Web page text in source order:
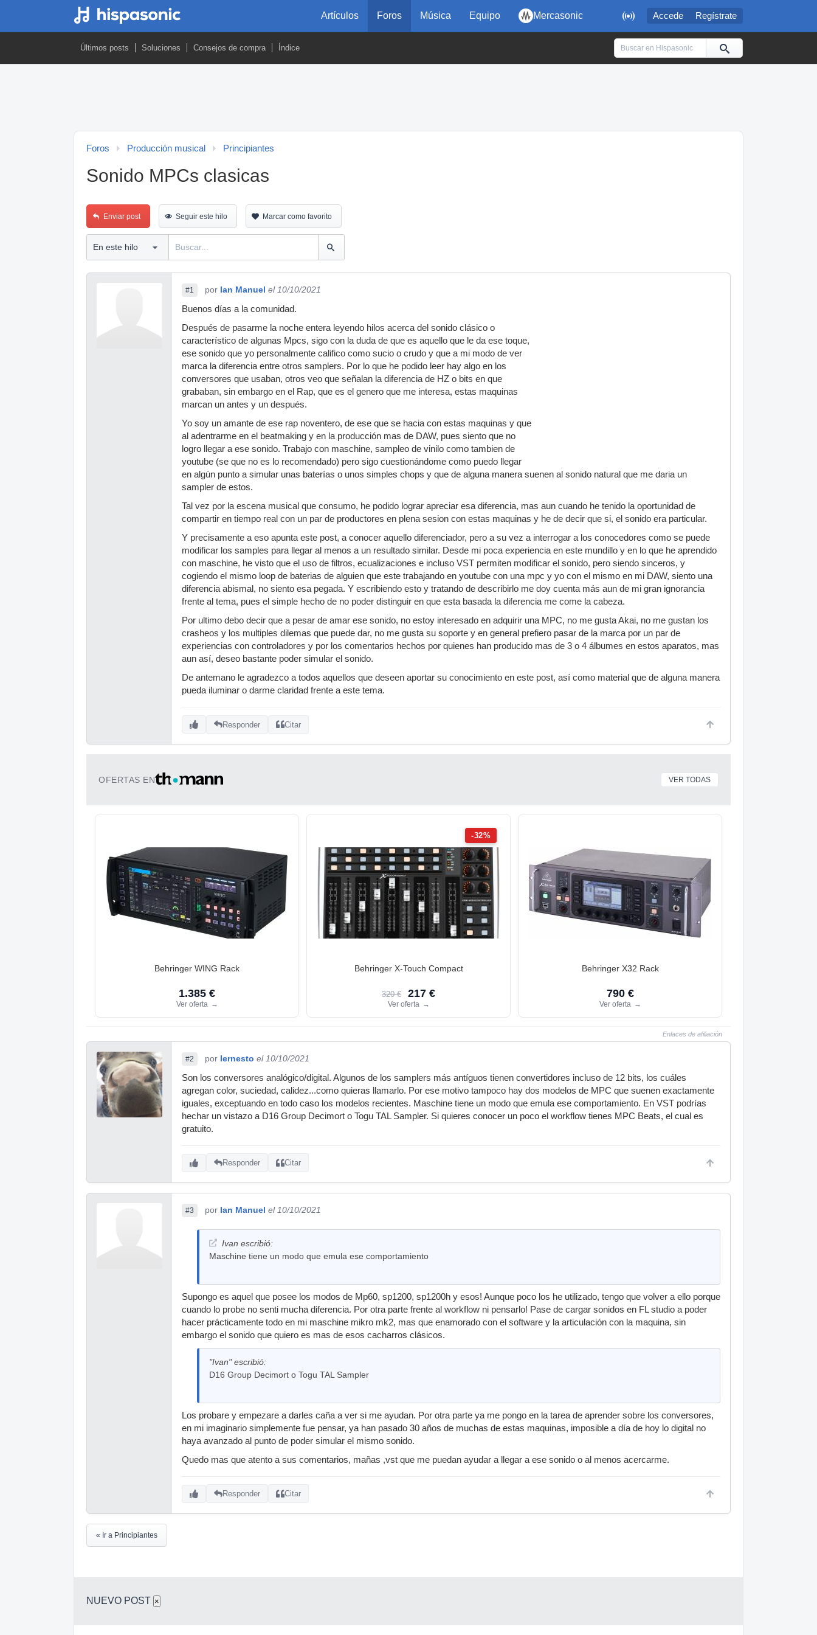
 Accede Regístrate
Artículos Foros Música Equipo Mercasonic
Últimos posts Soluciones Consejos de compra Índice
Foros Producción musical Principiantes
Sonido MPCs clasicas
Enviar post Seguir este hilo Marcar como favorito
#1 por Ian Manuel el 10/10/2021
Buenos días a la comunidad.
Después de pasarme la noche entera leyendo hilos acerca del sonido clásico o
característico de algunas Mpcs, sigo con la duda de que es aquello que le da ese toque,
ese sonido que yo personalmente califico como sucio o crudo y que a mi modo de ver
marca la diferencia entre otros samplers. Por lo que he podido leer hay algo en los
conversores que usaban, otros veo que señalan la diferencia de HZ o bits en que
grababan, sin embargo en el Rap, que es el genero que me interesa, estas maquinas
marcan un antes y un después.
Yo soy un amante de ese rap noventero, de ese que se hacia con estas maquinas y que
al adentrarme en el beatmaking y en la producción mas de DAW, pues siento que no
logro llegar a ese sonido. Trabajo con maschine, sampleo de vinilo como tambien de
youtube (se que no es lo recomendado) pero sigo cuestionándome como puedo llegar
en algún punto a simular unas baterías o unos simples chops y que de alguna manera suenen al sonido natural que me daria un
sampler de estos.
Tal vez por la escena musical que consumo, he podido lograr apreciar esa diferencia, mas aun cuando he tenido la oportunidad de
compartir en tiempo real con un par de productores en plena sesion con estas maquinas y he de decir que si, el sonido era particular.
Y precisamente a eso apunta este post, a conocer aquello diferenciador, pero a su vez a interrogar a los conocedores como se puede
modificar los samples para llegar al menos a un resultado similar. Desde mi poca experiencia en este mundillo y en lo que he aprendido
con maschine, he visto que el uso de filtros, ecualizaciones e incluso VST permiten modificar el sonido, pero siendo sinceros, y
cogiendo el mismo loop de baterias de alguien que este trabajando en youtube con una mpc y yo con el mismo en mi DAW, siento una
diferencia abismal, no siento esa pegada. Y escribiendo esto y tratando de describirlo me doy cuenta más aun de mi gran ignorancia
frente al tema, pues el simple hecho de no poder distinguir en que esta basada la diferencia me come la cabeza.
Por ultimo debo decir que a pesar de amar ese sonido, no estoy interesado en adquirir una MPC, no me gusta Akai, no me gustan los
crasheos y los multiples dilemas que puede dar, no me gusta su soporte y en general prefiero pasar de la marca por un par de
experiencias con controladores y por los comentarios hechos por quienes han producido mas de 3 o 4 álbumes en estos aparatos, mas
aun así, deseo bastante poder simular el sonido.
De antemano le agradezco a todos aquellos que deseen aportar su conocimiento en este post, así como material que de alguna manera
pueda iluminar o darme claridad frente a este tema.
Responder Citar
OFERTAS EN VER TODAS
Behringer WING Rack
1.385 €
Ver oferta →
-32%
Behringer X-Touch Compact
320 € 217 €
Ver oferta →
Behringer X32 Rack
790 €
Ver oferta →
Enlaces de afiliación
#2 por Iernesto el 10/10/2021
Son los conversores analógico/digital. Algunos de los samplers más antíguos tienen convertidores incluso de 12 bits, los cuáles
agregan color, suciedad, calidez...como quieras llamarlo. Por ese motivo tampoco hay dos modelos de MPC que suenen exactamente
iguales, exceptuando en todo caso los modelos recientes. Maschine tiene un modo que emula ese comportamiento. En VST podrías
hechar un vistazo a D16 Group Decimort o Togu TAL Sampler. Si quieres conocer un poco el workflow tienes MPC Beats, el cual es
gratuito.
Responder Citar
#3 por Ian Manuel el 10/10/2021
Ivan escribió:
Maschine tiene un modo que emula ese comportamiento
Supongo es aquel que posee los modos de Mp60, sp1200, sp1200h y esos! Aunque poco los he utilizado, tengo que volver a ello porque
cuando lo probe no senti mucha diferencia. Por otra parte frente al workflow ni pensarlo! Pase de cargar sonidos en FL studio a poder
hacer prácticamente todo en mi maschine mikro mk2, mas que enamorado con el software y la articulación con la maquina, sin
embargo el sonido que quiero es mas de esos cacharros clásicos.
"Ivan" escribió:
D16 Group Decimort o Togu TAL Sampler
Los probare y empezare a darles caña a ver si me ayudan. Por otra parte ya me pongo en la tarea de aprender sobre los conversores,
en mi imaginario simplemente fue pensar, ya han pasado 30 años de muchas de estas maquinas, imposible a día de hoy lo digital no
haya avanzado al punto de poder simular el mismo sonido.
Quedo mas que atento a sus comentarios, mañas ,vst que me puedan ayudar a llegar a ese sonido o al menos acercarme.
Responder Citar
« Ir a Principiantes
NUEVO POST ×